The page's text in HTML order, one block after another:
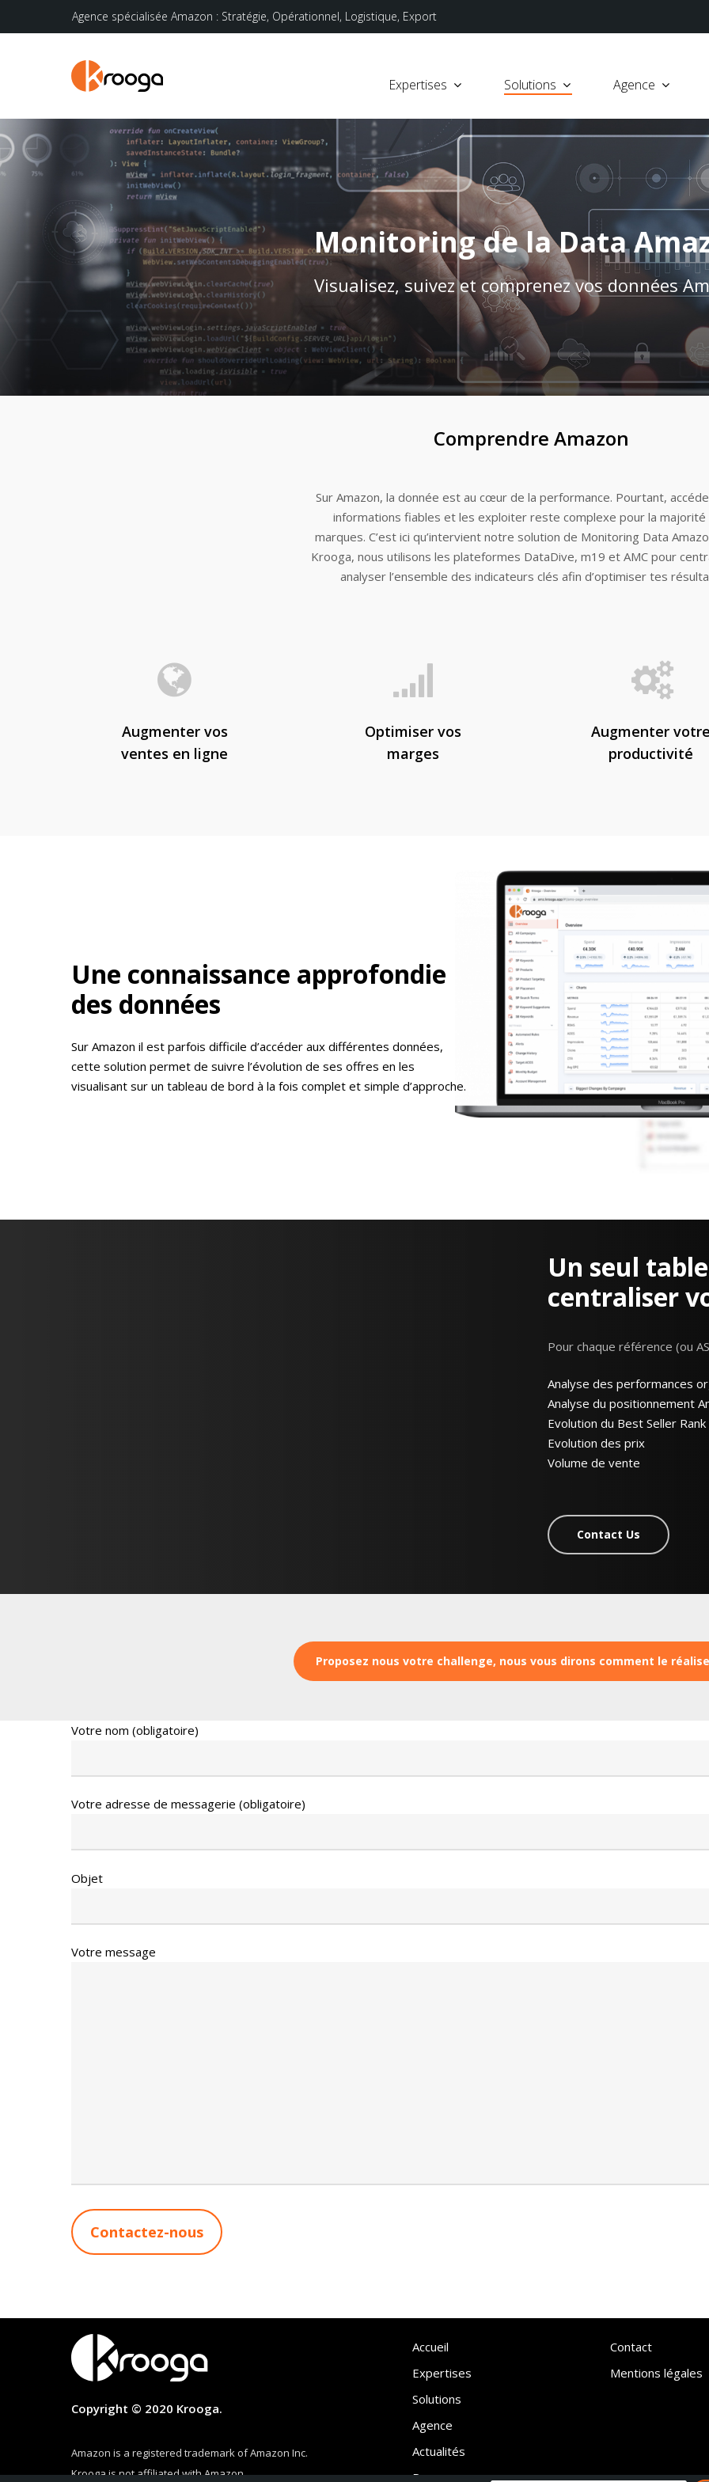
Agence spécialisée Amazon : Stratégie, Opérationnel, Logistique, Export
Expertises Solutions Agence
Monitoring de la Data
Visualisez, suivez et comprenez vos données
Comprendre Amazon
Sur Amazon, la donnée est au cœur de la performance. Pourtant,
informations fiables et les exploiter reste complexe pour la
marques. C’est ici qu’intervient notre solution de Monitoring Data
Krooga, nous utilisons les plateformes DataDive, m19 et AMC pour
analyser l’ensemble des indicateurs clés afin d’optimiser tes
Augmenter vos
ventes en ligne
Optimiser vos
marges
Augmenter
productivité
Une connaissance approfondie
des données
Sur Amazon il est parfois difficile d’accéder aux différentes données,
cette solution permet de suivre l’évolution de ses offres en les
visualisant sur un tableau de bord à la fois complet et simple d’approche.
Un seul
centraliser
Pour chaque référence (ou
Analyse des performances
Analyse du positionnement
Evolution du Best Seller Rank
Evolution des prix
Volume de vente
Contact Us
Proposez nous votre challenge, nous vous dirons comment le
Votre nom (obligatoire)
Votre adresse de messagerie (obligatoire)
Objet
Votre message
Copyright © 2020 Krooga.
Amazon is a registered trademark of Amazon Inc.
Krooga is not affiliated with Amazon
Accueil
Expertises
Solutions
Agence
Actualités
Ressources
Contact
Mentions légales